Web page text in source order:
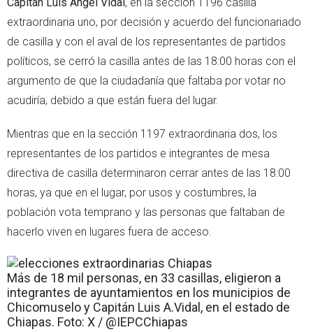
extraordinaria uno, por decisión y acuerdo del funcionariado
de casilla y con el aval de los representantes de partidos
políticos, se cerró la casilla antes de las 18:00 horas con el
argumento de que la ciudadanía que faltaba por votar no
acudiría, debido a que están fuera del lugar.
Mientras que en la sección 1197 extraordinaria dos, los
representantes de los partidos e integrantes de mesa
directiva de casilla determinaron cerrar antes de las 18:00
horas, ya que en el lugar, por usos y costumbres, la
población vota temprano y las personas que faltaban de
hacerlo viven en lugares fuera de acceso.
Más de 18 mil personas, en 33 casillas, eligieron a
integrantes de ayuntamientos en los municipios de
Chicomuselo y Capitán Luis A.Vidal, en el estado de
Chiapas. Foto: X / @IEPCChiapas